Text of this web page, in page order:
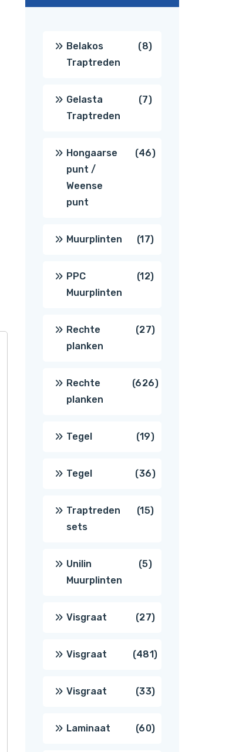
Belakos
Traptreden
88
Gelasta
Traptreden
77
Hongaarse
punt /
Weense
punt
4646
Muurplinten 1717
producten
PPC
Muurplinten
1212
Rechte
planken
2727
Rechte
planken
626626
Tegel 1919
producten
Tegel 3636
producten
Traptreden
sets
1515
Unilin
Muurplinten
55
Visgraat 2727
producten
Visgraat 481481
Visgraat 3333
producten
Laminaat 6060